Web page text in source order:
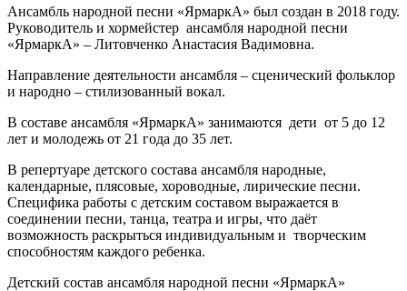
Ансамбль народной песни «ЯрмаркА» был создан в 2018 году.
Руководитель и хормейстер ансамбля народной песни
«ЯрмаркА» – Литовченко Анастасия Вадимовна.
Направление деятельности ансамбля – сценический фольклор
и народно – стилизованный вокал.
В составе ансамбля «ЯрмаркА» занимаются дети от 5 до 12
лет и молодежь от 21 года до 35 лет.
В репертуаре детского состава ансамбля народные,
календарные, плясовые, хороводные, лирические песни.
Специфика работы с детским составом выражается в
соединении песни, танца, театра и игры, что даёт
возможность раскрыться индивидуальным и творческим
способностям каждого ребенка.
Детский состав ансамбля народной песни «ЯрмаркА»